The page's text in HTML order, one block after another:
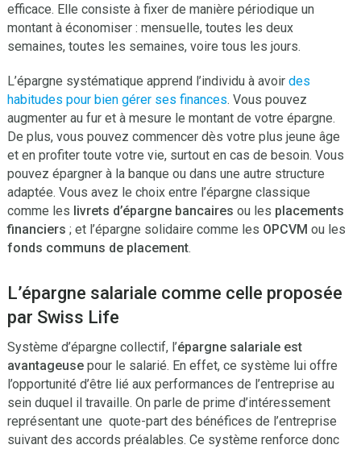
efficace. Elle consiste à fixer de manière périodique un
montant à économiser : mensuelle, toutes les deux
semaines, toutes les semaines, voire tous les jours.
L’épargne systématique apprend l’individu à avoir des
habitudes pour bien gérer ses finances. Vous pouvez
augmenter au fur et à mesure le montant de votre épargne.
De plus, vous pouvez commencer dès votre plus jeune âge
et en profiter toute votre vie, surtout en cas de besoin. Vous
pouvez épargner à la banque ou dans une autre structure
adaptée. Vous avez le choix entre l’épargne classique
comme les livrets d’épargne bancaires ou les placements
financiers ; et l’épargne solidaire comme les OPCVM ou les
fonds communs de placement.
L’épargne salariale comme celle proposée
par Swiss Life
Système d’épargne collectif, l’épargne salariale est
avantageuse pour le salarié. En effet, ce système lui offre
l’opportunité d’être lié aux performances de l’entreprise au
sein duquel il travaille. On parle de prime d’intéressement
représentant une quote-part des bénéfices de l’entreprise
suivant des accords préalables. Ce système renforce donc